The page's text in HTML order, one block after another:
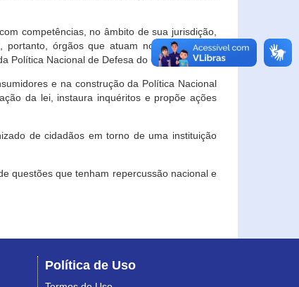
competências, no âmbito de sua jurisdição,
portanto, órgãos que atuam no âmbito local,
Política Nacional de Defesa do Consumidor.
e na construção da Política Nacional
da lei, instaura inquéritos e propõe ações
de cidadãos em torno de uma instituição
questões que tenham repercussão nacional e
Política de Uso